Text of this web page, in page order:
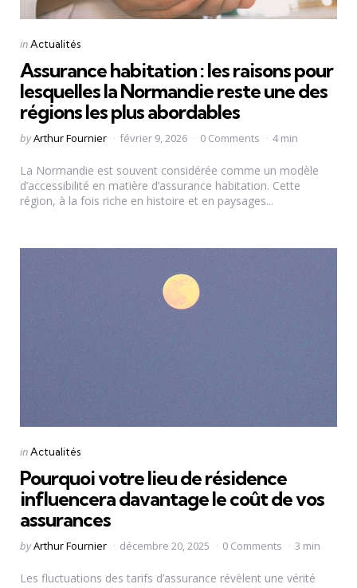
Categories
Posted
inActualités
Assurance habitation : les raisons pour
lesquelles la Normandie reste une des
régions les plus abordables
Posted
byArthur Fournier février 9, 2026 0 Comments 4 min
La Normandie est souvent considérée comme un modèle
d’accessibilité en matière d’assurance habitation. Cette
région, à la fois riche en histoire et en paysages...
Categories
Posted
inActualités
Pourquoi votre lieu de résidence
influencera davantage le coût de vos
assurances
Posted
byArthur Fournier décembre 20, 2025 0 Comments 3 min
Les fluctuations des tarifs d’assurance révèlent une vérité